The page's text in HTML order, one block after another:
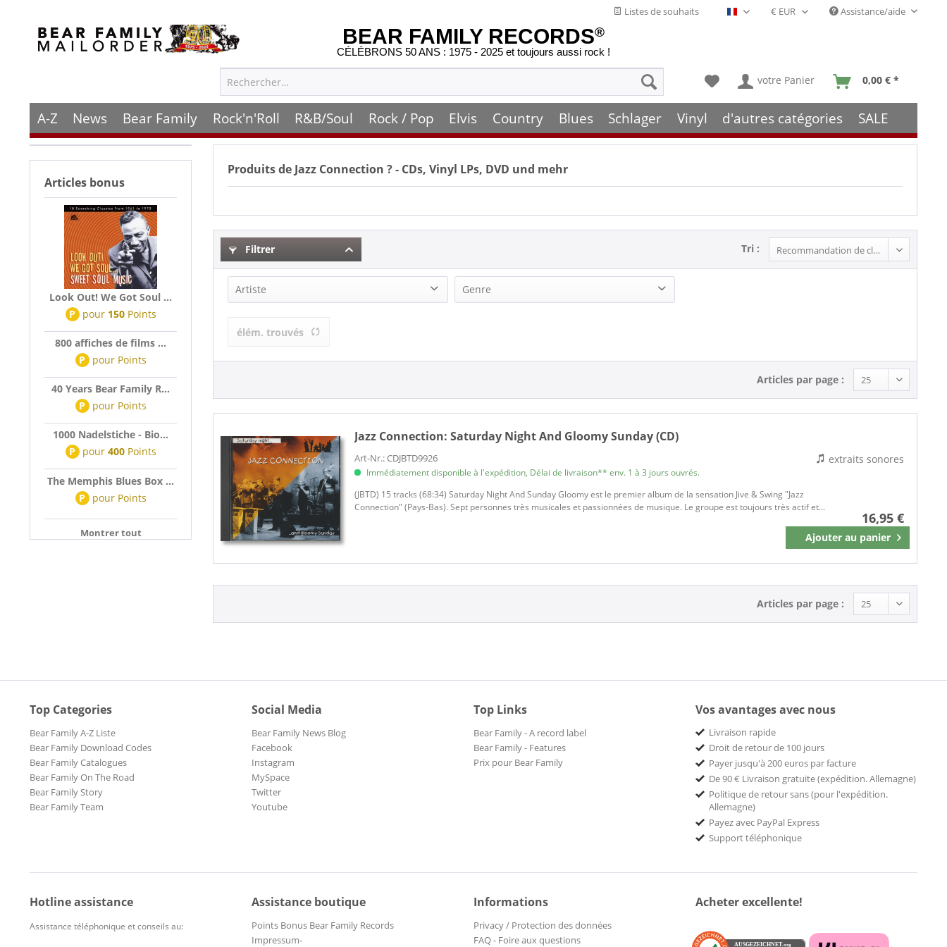
Listes de souhaits Français- FR Assistance/aide
BEAR FAMILY RECORDS®
CÉLÉBRONS 50 ANS : 1975 - 2025 et toujours aussi rock !
votre Panier 0,00 € *
A-Z News Bear Family Rock'n'Roll R&B/Soul Rock / Pop Elvis Country Blues Schlager Vinyl d'autres catégories SALE
Articles bonus
Look Out! We Got Soul ...
P pour 150Points
800 affiches de films ...
P pour Points
40 Years Bear Family R...
P pour Points
1000 Nadelstiche - Bio...
P pour 400Points
The Memphis Blues Box ...
P pour Points
Montrer tout
Produits de Jazz Connection ? - CDs, Vinyl LPs, DVD und mehr
Filtrer Tri :
Artiste Genre
élém. trouvés
Articles par page :
Jazz Connection:Saturday Night And Gloomy Sunday (CD)
Art-Nr.: CDJBTD9926
Immédiatement disponible à l'expédition, Délai de livraison** env. 1 à 3 jours ouvrés.
(JBTD) 15 tracks (68:34) Saturday Night And Sunday Gloomy est le premier album de la sensation Jive & Swing "Jazz
Connection" (Pays-Bas). Sept personnes très musicales et passionnées de musique. Le groupe est toujours très actif et...
16,95 €
Ajouter au panier
Mémoriser
extraits sonores
Articles par page :
Top Categories
Bear Family A-Z Liste
Bear Family Download Codes
Bear Family Catalogues
Bear Family On The Road
Bear Family Story
Bear Family Team
Social Media
Bear Family News Blog
Facebook
Instagram
MySpace
Twitter
Youtube
Top Links
Bear Family - A record label
Bear Family - Features
Prix pour Bear Family
Vos avantages avec nous
Livraison rapide
Droit de retour de 100 jours
Payer jusqu'à 200 euros par facture
De 90 € Livraison gratuite (expédition. Allemagne)
Politique de retour sans (pour l'expédition.
Allemagne)
Payez avec PayPal Express
Support téléphonique
Hotline assistance
Assistance téléphonique et conseils au:
Assistance boutique
Points Bonus Bear Family Records
Impressum-
Informations
Privacy / Protection des données
FAQ - Foire aux questions
Acheter excellente!
AUSGEZEICHNET .org